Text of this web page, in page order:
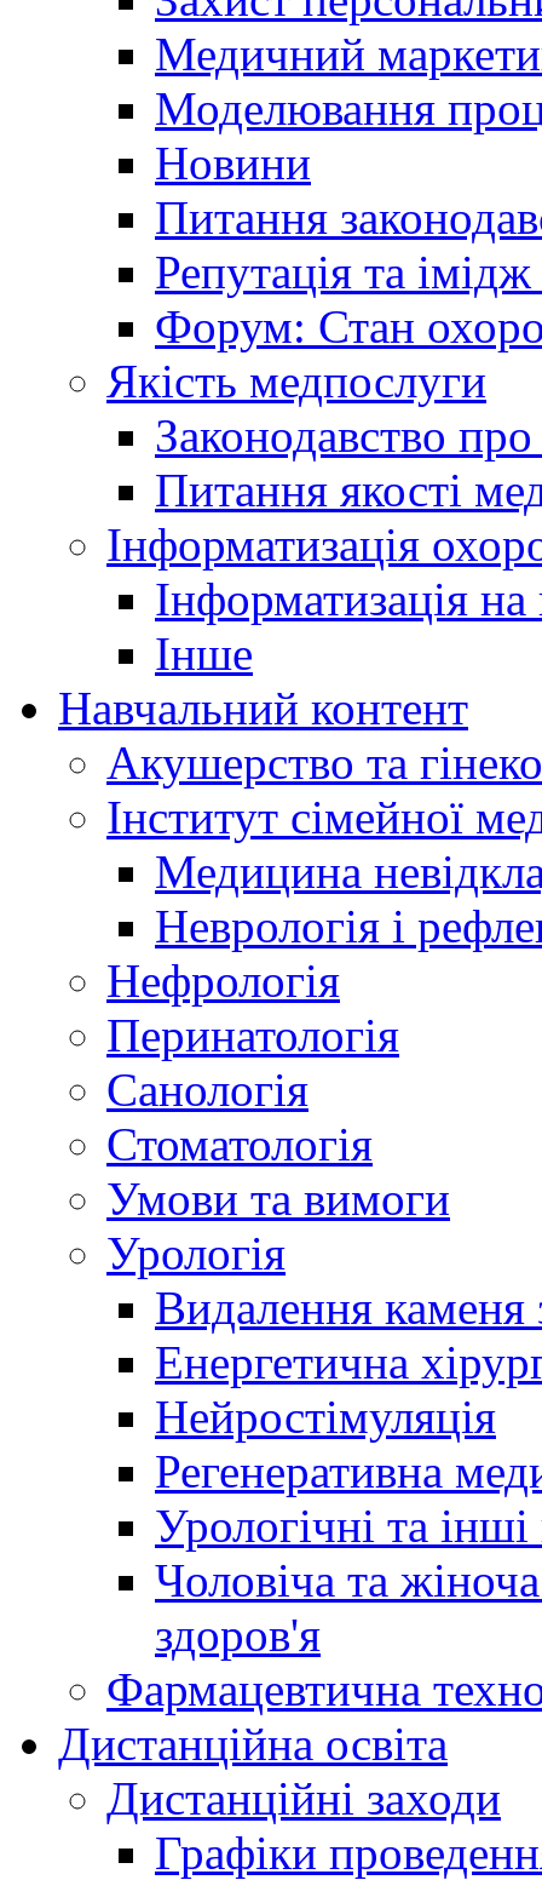
Медичний
Моделювання
Новини
Питання
Репутація та
Форум: Стан
Якість медпослуги
Законодавство
Питання якості
Інформатизація
Інформатизація
Інше
Навчальний контент
Акушерство та
Інститут сімейної
Медицина
Неврологія і
Нефрологія
Перинатологія
Санологія
Стоматологія
Умови та вимоги
Урологія
Видалення каменя
Енергетична
Нейростімуляція
Регенеративна
Урологічні та
Чоловіча та
здоров'я
Фармацевтична
Дистанційна освіта
Дистанційні заходи
Графіки